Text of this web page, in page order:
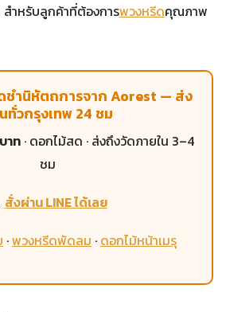
ำหรับลูกค้าที่ต้องการพวงหรีดคุณภาพ
ชำนิหัตถการจาก Aorest — ส่ง
ทั่วกรุงเทพ 24 ชม
าท · ดอกไม้สด · ส่งถึงวัดภายใน 3–4
ชม
สั่งผ่าน LINE ได้เลย
·พวงหรีดพัดลม · ดอกไม้หน้าเมรุ